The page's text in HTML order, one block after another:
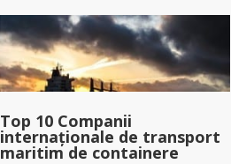
Top 10 Companii
internaționale de transport
maritim de containere